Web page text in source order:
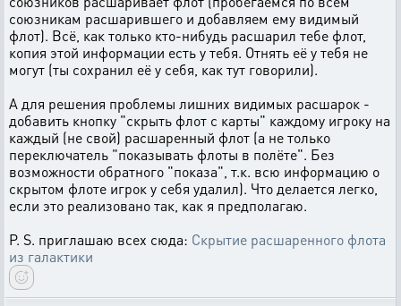
союзникам расшарившего и добавляем ему видимый
флот). Всё, как только кто-нибудь расшарил тебе флот,
копия этой информации есть у тебя. Отнять её у тебя не
могут (ты сохранил её у себя, как тут говорили).
А для решения проблемы лишних видимых расшарок -
добавить кнопку "скрыть флот с карты" каждому игроку на
каждый (не свой) расшаренный флот (а не только
переключатель "показывать флоты в полёте". Без
возможности обратного "показа", т.к. всю информацию о
скрытом флоте игрок у себя удалил). Что делается легко,
если это реализовано так, как я предполагаю.
P. S. приглашаю всех сюда: Скрытие расшаренного флота
из галактики